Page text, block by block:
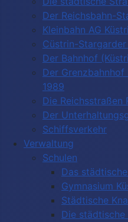
Der Reichsbahn-
Kleinbahn AG
Cüstrin-
Der Bahnhof
Der
1989
Die Reichsstraßen
Der
Schiffsverkehr
Verwaltung
Schulen
Das
Gymnasium
Städtische
Die städtische